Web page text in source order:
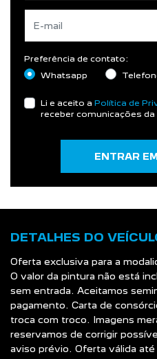
Whatsapp
receber comunicações da
ENTRAR
Oferta exclusiva para a
sem entrada. Aceitamos
troca com troco. Imagens
reservamos de corrigir
aviso prévio. Oferta válida
durarem os estoques.